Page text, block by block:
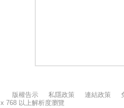
版權告示 私隱政策 連結政策
768 以上解析度瀏覽